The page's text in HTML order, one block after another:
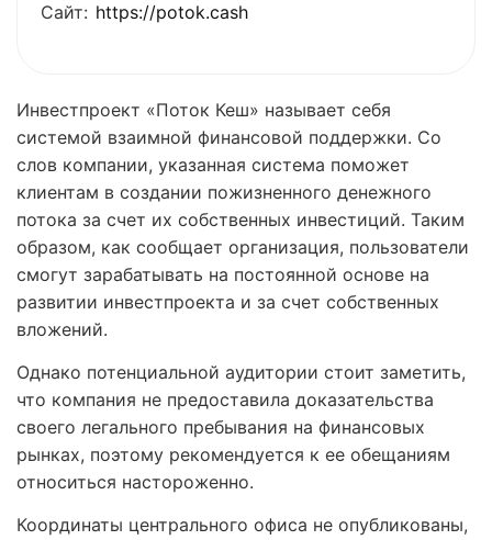
Сайт: https://potok.cash
Инвестпроект «Поток Кеш» называет себя
системой взаимной финансовой поддержки. Со
слов компании, указанная система поможет
клиентам в создании пожизненного денежного
потока за счет их собственных инвестиций. Таким
образом, как сообщает организация, пользователи
смогут зарабатывать на постоянной основе на
развитии инвестпроекта и за счет собственных
вложений.
Однако потенциальной аудитории стоит заметить,
что компания не предоставила доказательства
своего легального пребывания на финансовых
рынках, поэтому рекомендуется к ее обещаниям
относиться настороженно.
Координаты центрального офиса не опубликованы,